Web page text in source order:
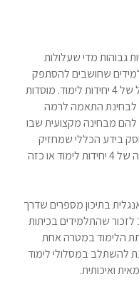
גבוהות מדי שעלולות
שחושבים להסתפק
במועט ובוחרים מראש להשתלב במסלול של 4 יחידות לימוד. מוסדות
לבחינת התאמה לרמה
מבחינה מקצועית שבו
בידע הכללי שמחזיק
המתעניין ומנתב אותו לעבר מסלול למידה של 4 יחידות לימוד או כזה
בתיכון מספרים שדרך
שהתלמידים בכיתות
הלימוד במטרה אחת
להשתלב במסלולי לימוד
ואיכותית.